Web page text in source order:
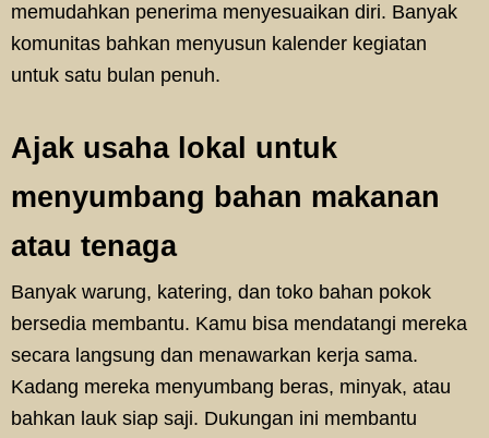
memudahkan penerima menyesuaikan diri. Banyak
komunitas bahkan menyusun kalender kegiatan
untuk satu bulan penuh.
Ajak usaha lokal untuk
menyumbang bahan makanan
atau tenaga
Banyak warung, katering, dan toko bahan pokok
bersedia membantu. Kamu bisa mendatangi mereka
secara langsung dan menawarkan kerja sama.
Kadang mereka menyumbang beras, minyak, atau
bahkan lauk siap saji. Dukungan ini membantu